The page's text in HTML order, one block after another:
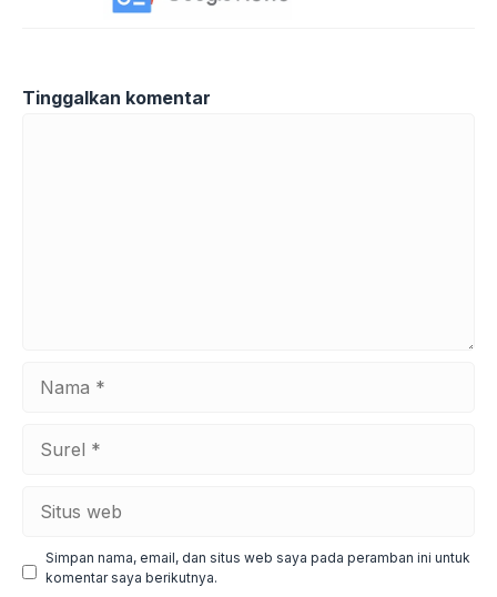
Tinggalkan komentar
Simpan nama, email, dan situs web saya pada peramban ini untuk
komentar saya berikutnya.